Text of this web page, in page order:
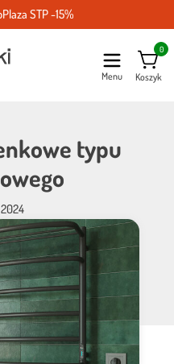
STP -15%
Menu
0
Koszyk
typu
łazienkowe i ich
które składają się z
elektrycznej są wyposażone w
Temperaturą możesz sterować
termostatu.